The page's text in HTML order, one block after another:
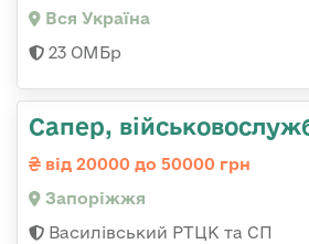
Вся Україна
23 ОМБр
Сапер,
від 20000 до 50000 грн
Запоріжжя
Василівський РТЦК та СП